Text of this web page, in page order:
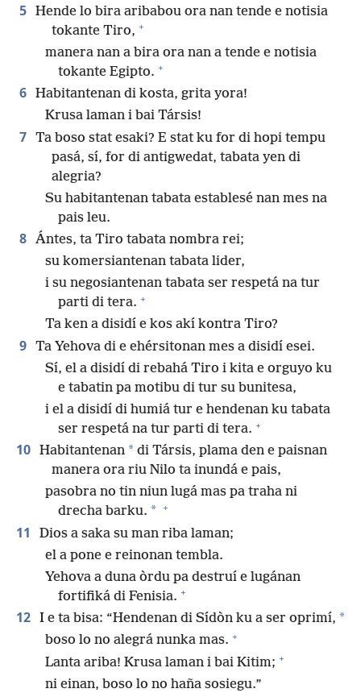
5 Hende lo bira aribabou ora nan tende e notisia
tokante Tiro, +
manera nan a bira ora nan a tende e notisia
tokante Egipto. +
6 Habitantenan di kosta, grita yora!
Krusa laman i bai Társis!
7 Ta boso stat esaki? E stat ku for di hopi tempu
pasá, sí, for di antigwedat, tabata yen di
alegria?
Su habitantenan tabata establesé nan mes na
pais leu.
8 Ántes, ta Tiro tabata nombra rei;
su komersiantenan tabata lider,
i su negosiantenan tabata ser respetá na tur
parti di tera. +
Ta ken a disidí e kos akí kontra Tiro?
9 Ta Yehova di e ehérsitonan mes a disidí esei.
Sí, el a disidí di rebahá Tiro i kita e orguyo ku
e tabatin pa motibu di tur su bunitesa,
i el a disidí di humiá tur e hendenan ku tabata
ser respetá na tur parti di tera. +
10 Habitantenan * di Társis, plama den e paisnan
manera ora riu Nilo ta inundá e pais,
pasobra no tin niun lugá mas pa traha ni
drecha barku. * +
11
Dios a saka su man riba laman;
el a pone e reinonan tembla.
Yehova a duna òrdu pa destruí e lugánan
fortifiká di Fenisia. +
12 I e ta bisa: “Hendenan di Sídòn ku a ser oprimí, *
boso lo no alegrá nunka mas. +
Lanta ariba! Krusa laman i bai Kitim; +
ni einan, boso lo no haña sosiegu.”